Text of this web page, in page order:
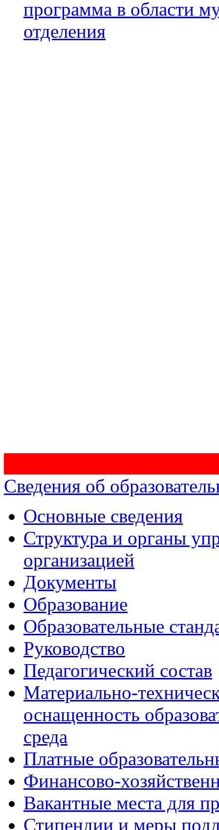
программа в области
отделения
Сведения об
Основные сведения
Структура и органы
организацией
Документы
Образование
Образовательные
Руководство
Педагогический состав
Материально-
оснащенность
среда
Платные
Финансово-
Вакантные места для
Стипендии и меры